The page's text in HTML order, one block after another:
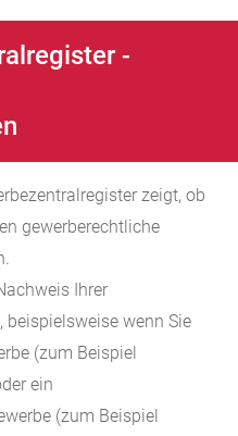
-
zeigt, ob
gewerberechtliche
Ihrer
wenn Sie
(zum Beispiel
ein
(zum Beispiel